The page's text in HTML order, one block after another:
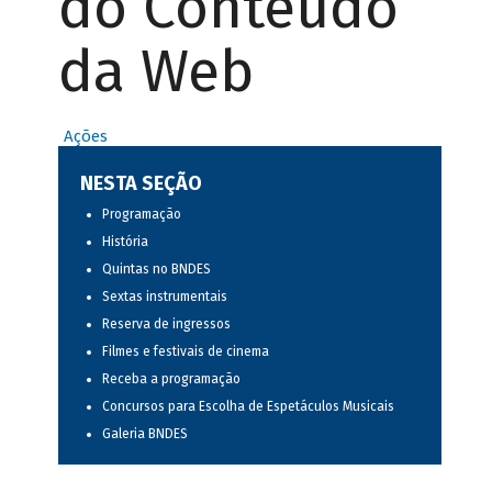
da Web
Ações
NESTA SEÇÃO
Programação
História
Quintas no BNDES
Sextas instrumentais
Reserva de ingressos
Filmes e festivais de cinema
Receba a programação
Concursos para Escolha de Espetáculos Musicais
Galeria BNDES